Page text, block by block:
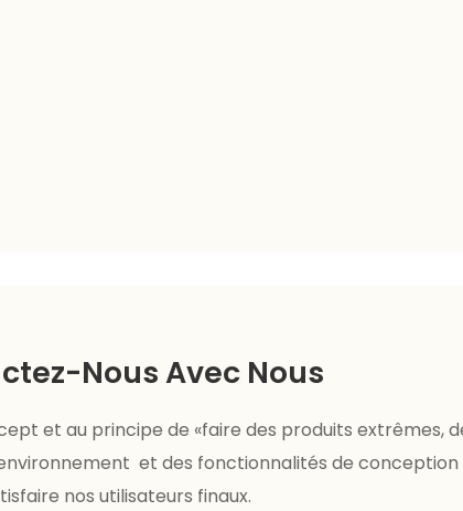
Nous Avec Nous
et au principe de «faire des produits extrêmes,
et des fonctionnalités de
nos utilisateurs finaux.